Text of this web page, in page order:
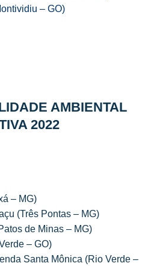
– GO)
AMBIENTAL
2022
– MG)
(Três Pontas – MG)
de Minas – MG)
– GO)
Santa Mônica (Rio Verde –